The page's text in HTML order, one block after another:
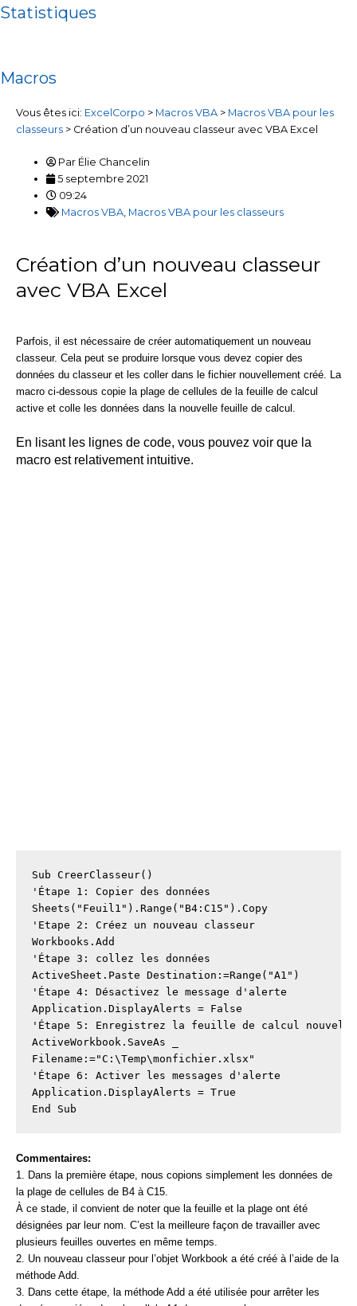
Statistiques
Macros
Vous êtes ici: ExcelCorpo > Macros VBA > Macros VBA pour les
classeurs > Création d’un nouveau classeur avec VBA Excel
Par Élie Chancelin
5 septembre 2021
09:24
Macros VBA, Macros VBA pour les classeurs
Création d’un nouveau classeur
avec VBA Excel
Parfois, il est nécessaire de créer automatiquement un nouveau
classeur. Cela peut se produire lorsque vous devez copier des
données du classeur et les coller dans le fichier nouvellement créé. La
macro ci-dessous copie la plage de cellules de la feuille de calcul
active et colle les données dans la nouvelle feuille de calcul.
En lisant les lignes de code, vous pouvez voir que la
macro est relativement intuitive.
Sub CreerClasseur()
'Étape 1: Copier des données
Sheets("Feuil1").Range("B4:C15").Copy
'Etape 2: Créez un nouveau classeur
Workbooks.Add
'Étape 3: collez les données
ActiveSheet.Paste Destination:=Range("A1")
'Étape 4: Désactivez le message d'alerte
Application.DisplayAlerts = False
'Étape 5: Enregistrez la feuille de calcul
ActiveWorkbook.SaveAs _
Filename:="C:\Temp\monfichier.xlsx"
'Étape 6: Activer les messages d'alerte
Application.DisplayAlerts = True
End Sub
Commentaires:
1. Dans la première étape, nous copions simplement les données de
la plage de cellules de B4 à C15.
À ce stade, il convient de noter que la feuille et la plage ont été
désignées par leur nom. C’est la meilleure façon de travailler avec
plusieurs feuilles ouvertes en même temps.
2. Un nouveau classeur pour l’objet Workbook a été créé à l’aide de la
méthode Add.
3. Dans cette étape, la méthode Add a été utilisée pour arrêter les